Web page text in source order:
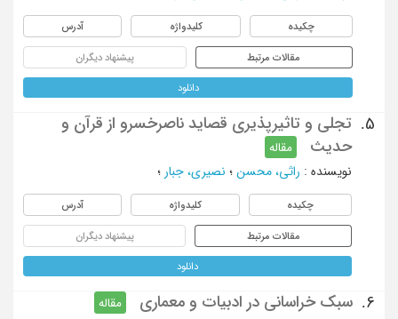
چکیده کلیدواژه آدرس
مقالات مرتبط پیشنهاد دیگران
دانلود
5.
تجلی و تاثیرپذیری قصاید ناصرخسرو از قرآن و
حدیث
مقاله
نویسنده : راثي، محسن ؛ نصیری، جبار ؛
چکیده کلیدواژه آدرس
مقالات مرتبط پیشنهاد دیگران
دانلود
6. سبک خراسانی در ادبیات و معماری
مقاله